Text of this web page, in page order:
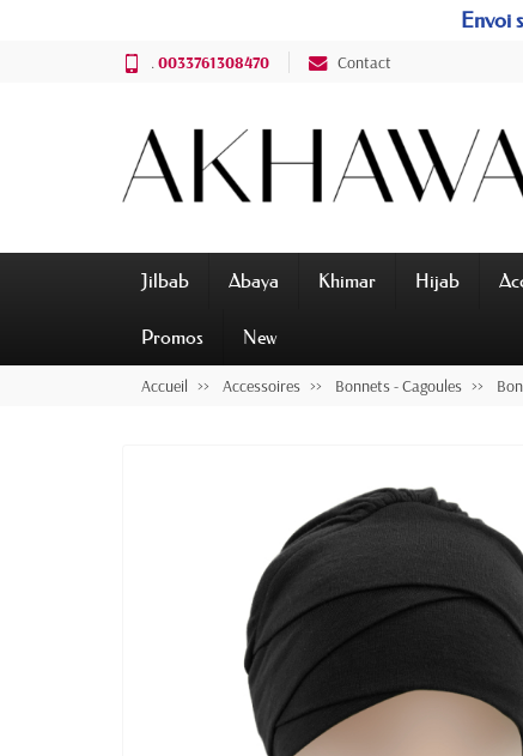
Envoi
. 0033761308470 Contact
Jilbab Abaya Khimar Hijab
Promos New
Accueil Accessoires Bonnets - Cagoules